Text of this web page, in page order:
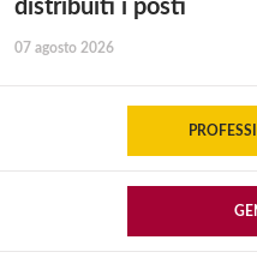
distribuiti i posti
07 agosto 2026